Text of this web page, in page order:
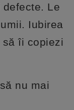
Le
Iubirea
îi copiezi
nu mai